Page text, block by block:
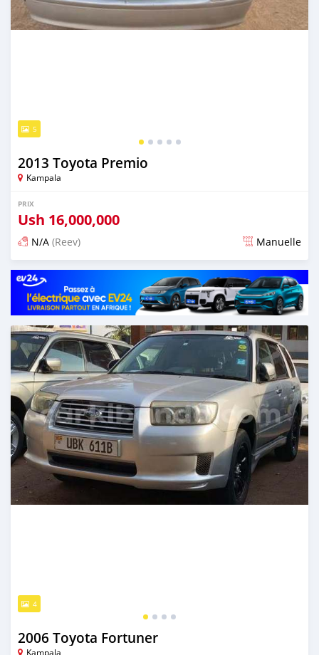
5
2013 Toyota Premio
Kampala
PRIX
Ush 16,000,000
N/A (Reev) Manuelle
Publié il y a 2 jours
4
2006 Toyota Fortuner
Kampala